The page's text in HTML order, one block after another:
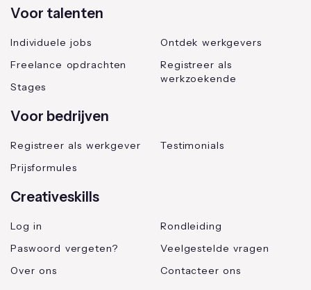
Voor talenten
Individuele jobs
Freelance opdrachten
Stages
Ontdek werkgevers
Registreer als
werkzoekende
Voor bedrijven
Registreer als werkgever
Prijsformules
Testimonials
Creativeskills
Log in
Paswoord vergeten?
Over ons
Rondleiding
Veelgestelde vragen
Contacteer ons